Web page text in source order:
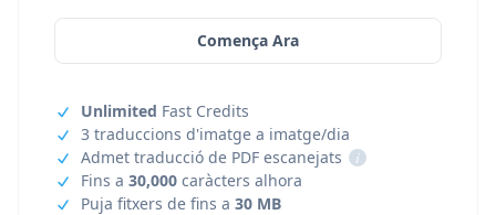
Comença Ara
Unlimited Fast Credits
3 traduccions d'imatge a imatge/dia
Admet traducció de PDF escanejats
i
Fins a 30,000 caràcters alhora
Puja fitxers de fins a 30 MB